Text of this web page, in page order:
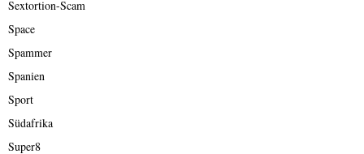
Sextortion-Scam
Space
Spammer
Spanien
Sport
Südafrika
Super8